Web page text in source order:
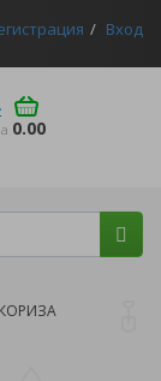
Вход
0.00